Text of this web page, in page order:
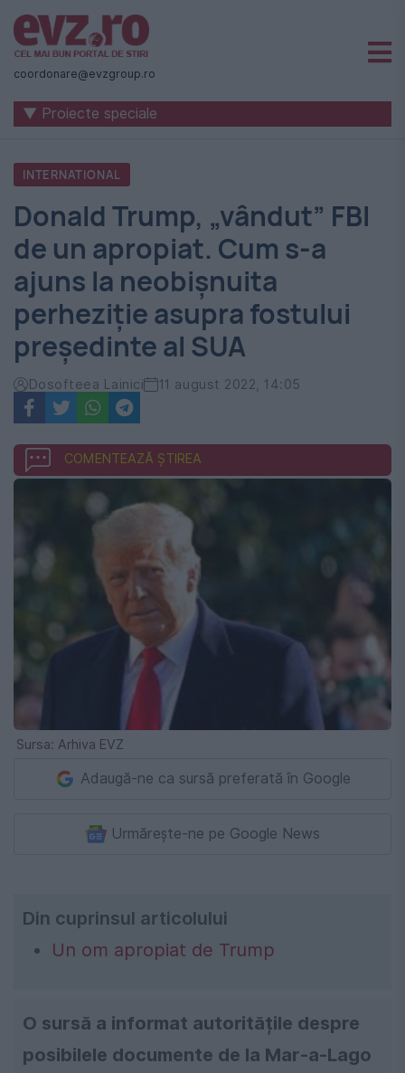
Știri
naționale
internaționale
România
-
Evenimentul
Zilei
coordonare@evzgroup.ro
▼ Proiecte speciale
INTERNATIONAL
Donald Trump, „vândut” FBI
de un apropiat. Cum s-a
ajuns la neobișnuita
perheziție asupra fostului
președinte al SUA
Dosofteea Lainici 11 august 2022, 14:05
COMENTEAZĂ ȘTIREA
Sursa: Arhiva EVZ
Adaugă-ne ca sursă preferată în Google
Urmărește-ne pe Google News
Din cuprinsul articolului
Un om apropiat de Trump
O sursă a informat autoritățile despre
posibilele documente de la Mar-a-Lago